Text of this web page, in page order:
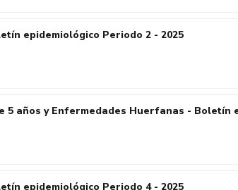
epidemiológico Periodo 2 - 2025
años y Enfermedades Huerfanas - Boletín
epidemiológico Periodo 4 - 2025